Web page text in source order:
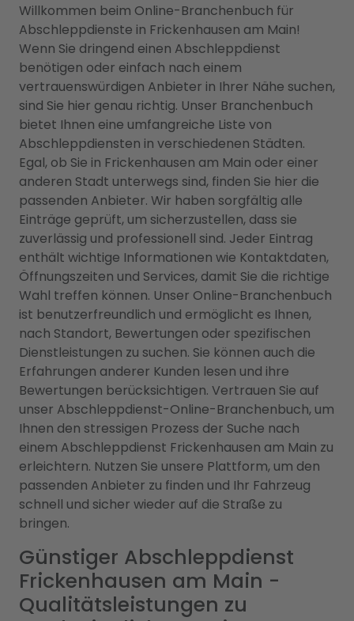
Willkommen beim Online-Branchenbuch für
Abschleppdienste in Frickenhausen am Main!
Wenn Sie dringend einen Abschleppdienst
benötigen oder einfach nach einem
vertrauenswürdigen Anbieter in Ihrer Nähe suchen,
sind Sie hier genau richtig. Unser Branchenbuch
bietet Ihnen eine umfangreiche Liste von
Abschleppdiensten in verschiedenen Städten.
Egal, ob Sie in Frickenhausen am Main oder einer
anderen Stadt unterwegs sind, finden Sie hier die
passenden Anbieter. Wir haben sorgfältig alle
Einträge geprüft, um sicherzustellen, dass sie
zuverlässig und professionell sind. Jeder Eintrag
enthält wichtige Informationen wie Kontaktdaten,
Öffnungszeiten und Services, damit Sie die richtige
Wahl treffen können. Unser Online-Branchenbuch
ist benutzerfreundlich und ermöglicht es Ihnen,
nach Standort, Bewertungen oder spezifischen
Dienstleistungen zu suchen. Sie können auch die
Erfahrungen anderer Kunden lesen und ihre
Bewertungen berücksichtigen. Vertrauen Sie auf
unser Abschleppdienst-Online-Branchenbuch, um
Ihnen den stressigen Prozess der Suche nach
einem Abschleppdienst Frickenhausen am Main zu
erleichtern. Nutzen Sie unsere Plattform, um den
passenden Anbieter zu finden und Ihr Fahrzeug
schnell und sicher wieder auf die Straße zu
bringen.
Günstiger Abschleppdienst
Frickenhausen am Main -
Qualitätsleistungen zu